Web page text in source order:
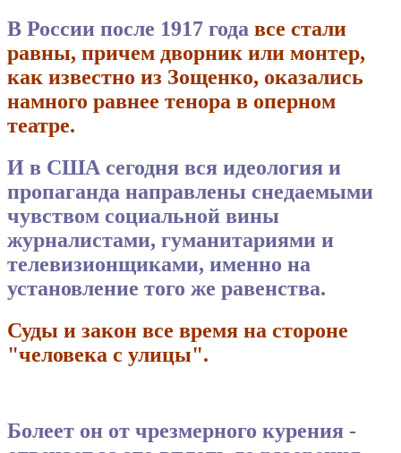
В России после 1917 года все стали
равны, причем дворник или монтер,
как известно из Зощенко, оказались
намного равнее тенора в оперном
театре.
И в США сегодня вся идеология и
пропаганда направлены снедаемыми
чувством социальной вины
журналистами, гуманитариями и
телевизионщиками, именно на
установление того же равенства.
Суды и закон все время на стороне
"человека с улицы".
Болеет он от чрезмерного курения -